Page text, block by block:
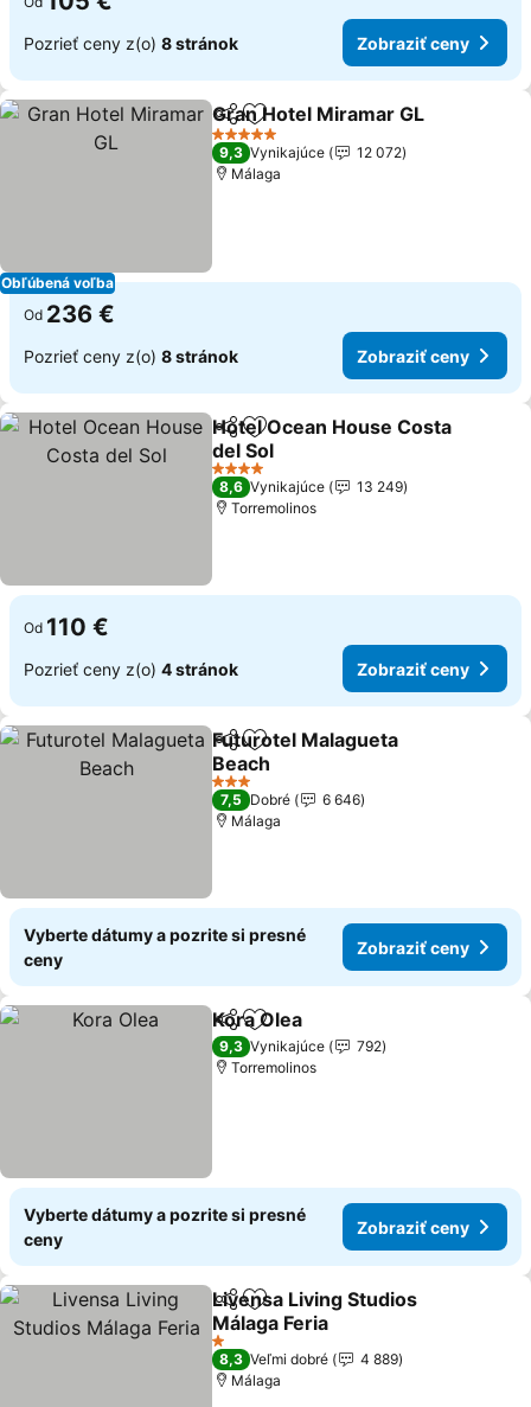
Pozrieť ceny z(o) 8 stránok Zobraziť ceny
Obľúbená voľba
ZdieľaťPridať do obľúbených
Gran Hotel Miramar GL
5 Počet hviezdičiek
9,3 Vynikajúce
12 072
Málaga
Od 236 €
Pozrieť ceny z(o) 8 stránok Zobraziť ceny
ZdieľaťPridať do obľúbených
Hotel Ocean House Costa
del Sol
4 Počet hviezdičiek
8,6 Vynikajúce
13 249
Torremolinos
Od 110 €
Pozrieť ceny z(o) 4 stránok Zobraziť ceny
ZdieľaťPridať do obľúbených
Futurotel Malagueta
Beach
3 Počet hviezdičiek
7,5 Dobré
6 646
Málaga
Vyberte dátumy a pozrite si presné
ceny
Zobraziť ceny
ZdieľaťPridať do obľúbených
Kora Olea
9,3 Vynikajúce
792
Torremolinos
Vyberte dátumy a pozrite si presné
ceny
Zobraziť ceny
ZdieľaťPridať do obľúbených
Livensa Living Studios
Málaga Feria
1 Počet hviezdičiek
8,3 Veľmi dobré
4 889
Málaga